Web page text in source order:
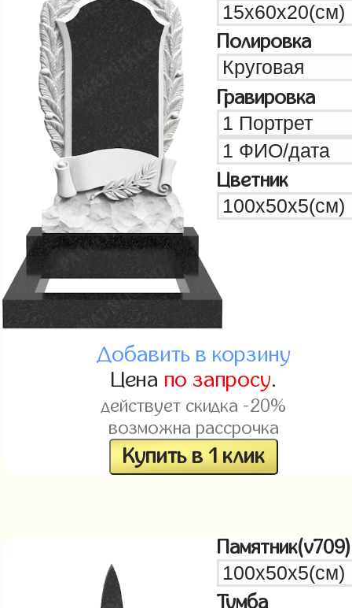
Полировка
Гравировка
Цветник
Добавить в корзину
Цена по запросу.
действует скидка -20%
возможна рассрочка
Купить в 1 клик
Памятник(v709)
Тумба